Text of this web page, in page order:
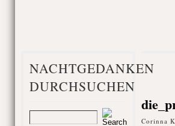
NACHTGEDANKEN
DURCHSUCHEN
Corinna